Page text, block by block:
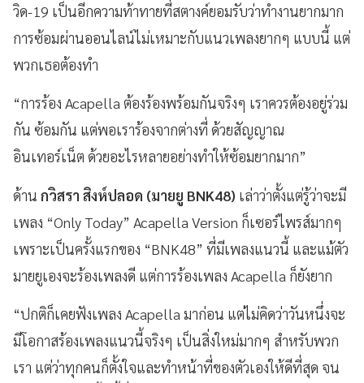
วิด-19 เป็นอีกความท้าทายที่สตางค์ยอมรับว่าทำงานยากมาก
การซ้อมผ่านออนไลน์ไม่เหมาะกับแนวเพลงยากๆ แบบนี้ แต่
พวกเธอต้องทำ
“การร้อง Acapella ต้องร้องพร้อมกันจริงๆ เราควรต้องอยู่ร่วม
กัน ซ้อมกัน แต่พอเราร้องจากต่างที่ ด้วยสัญญาณ
อินเทอร์เน็ต ด้วยอะไรหลายอย่างทำให้ซ้อมยากมาก”
ด้าน กวิสรา สิงห์ปลอด (มายยู BNK48) เล่าว่าตั้งแต่รู้ว่าจะมี
เพลง “Only Today” Acapella Version ก็เซอร์ไพรส์มากๆ
เพราะเป็นครั้งแรกของ “BNK48” ที่มีเพลงแนวนี้ และแม้ตัว
มายยูเองจะร้องเพลงดี แต่การร้องเพลง Acapella ก็ยังยาก
“ปกติก็เคยฟังเพลง Acapella มาก่อน แต่ไม่คิดว่าวันหนึ่งจะ
มีโอกาสร้องเพลงแนวนี้จริงๆ เป็นสิ่งใหม่มากๆ สำหรับพวก
เรา แต่ว่าทุกคนก็ตั้งใจและทำหน้าที่ของตัวเองให้ดีที่สุด จน